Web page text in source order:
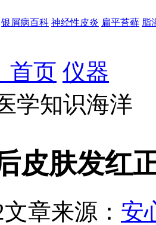
银屑病百科 神经性皮炎 扁平苔藓 脂
首页 仪器
学知识海洋
皮肤发红
文章来源： 安